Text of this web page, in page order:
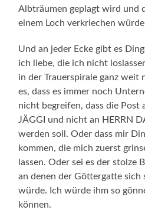
Albträumen geplagt wird und
einem Loch verkriechen
Und an jeder Ecke gibt es
ich liebe, die ich nicht
in der Trauerspirale ganz weit
es, dass es immer noch
nicht begreifen, dass die Post
JÄGGI und nicht an HERRN
werden soll. Oder dass mir
kommen, die mich zuerst
lassen. Oder sei es der stolze
an denen der Göttergatte sich
würde. Ich würde ihm so
können.